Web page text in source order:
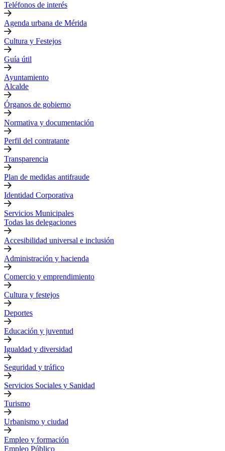
Teléfonos de interés
Agenda urbana de Mérida
Cultura y Festejos
Guía útil
Ayuntamiento
Alcalde
Órganos de gobierno
Normativa y documentación
Perfil del contratante
Transparencia
Plan de medidas antifraude
Identidad Corporativa
Servicios Municipales
Todas las delegaciones
Accesibilidad universal e inclusión
Administración y hacienda
Comercio y emprendimiento
Cultura y festejos
Deportes
Educación y juventud
Igualdad y diversidad
Seguridad y tráfico
Servicios Sociales y Sanidad
Turismo
Urbanismo y ciudad
Empleo y formación
Empleo Público